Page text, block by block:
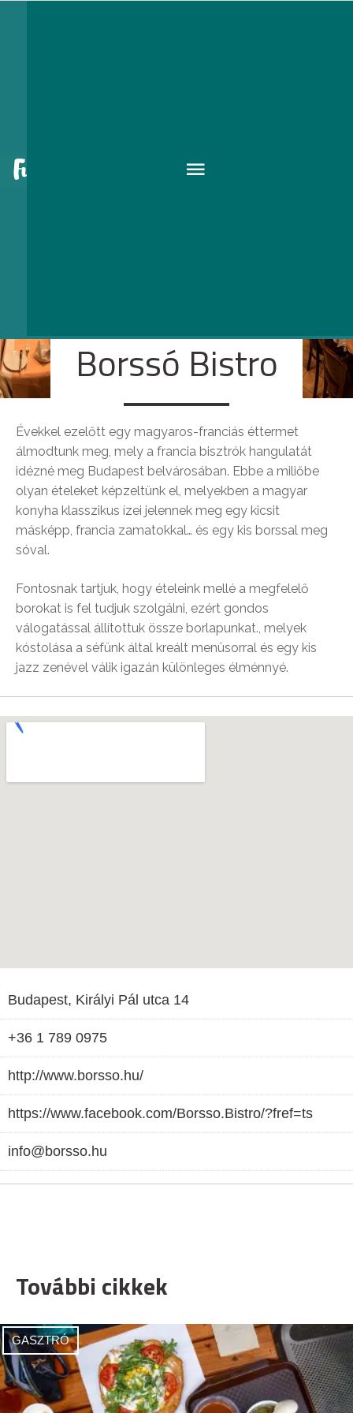
Borssó Bistro
Évekkel ezelőtt egy magyaros-franciás éttermet
álmodtunk meg, mely a francia bisztrók hangulatát
idézné meg Budapest belvárosában. Ebbe a miliőbe
olyan ételeket képzeltünk el, melyekben a magyar
konyha klasszikus ízei jelennek meg egy kicsit
másképp, francia zamatokkal… és egy kis borssal meg
sóval.
Fontosnak tartjuk, hogy ételeink mellé a megfelelő
borokat is fel tudjuk szolgálni, ezért gondos
válogatással állítottuk össze borlapunkat., melyek
kóstolása a séfünk által kreált menüsorral és egy kis
jazz zenével válik igazán különleges élménnyé.
Budapest, Királyi Pál utca 14
+36 1 789 0975
http://www.borsso.hu/
https://www.facebook.com/Borsso.Bistro/?fref=ts
info@borsso.hu
További cikkek
GASZTRÓ